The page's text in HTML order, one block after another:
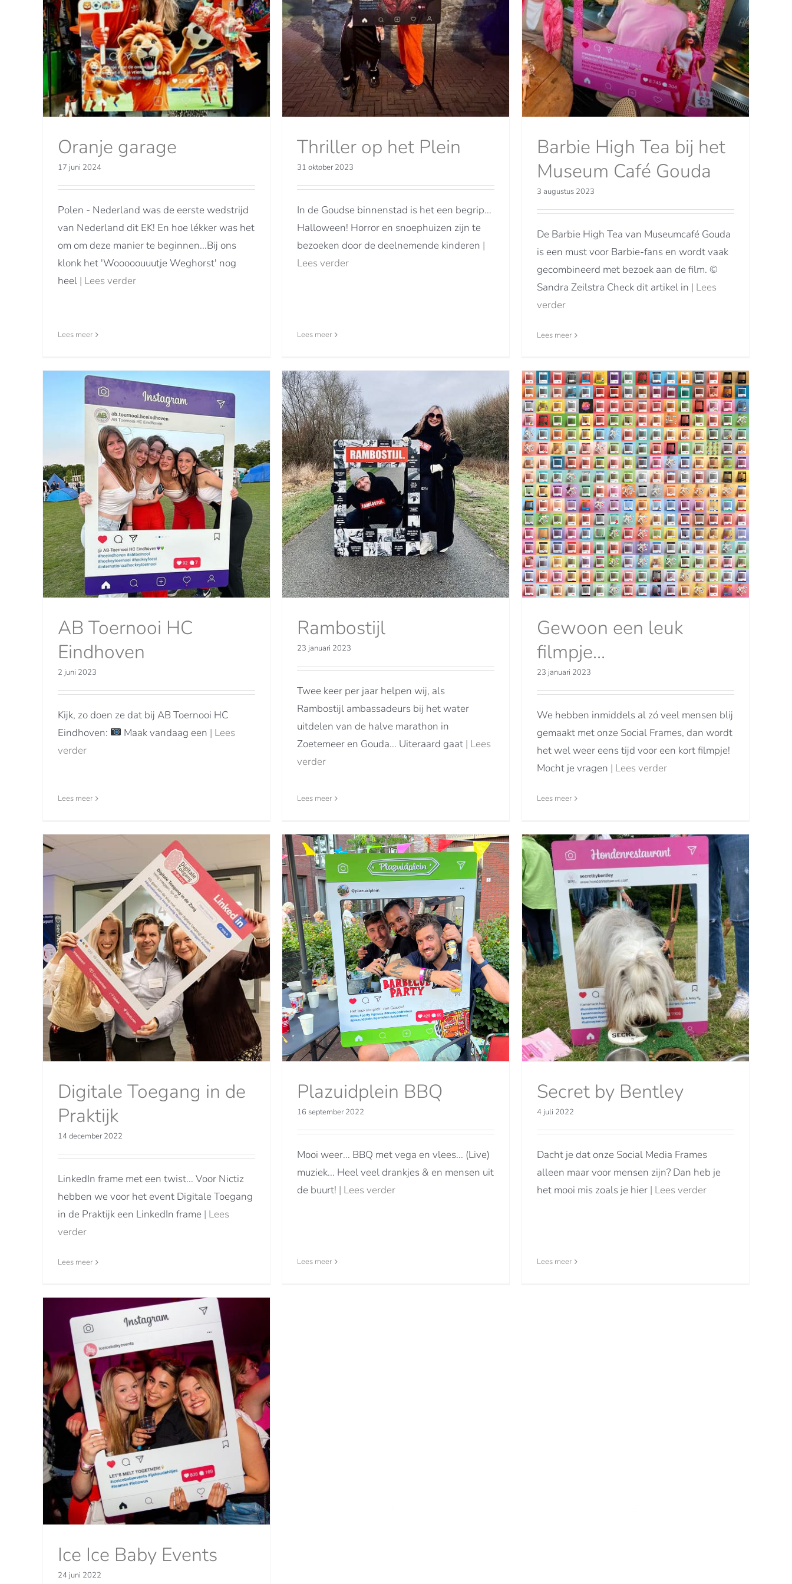
Oranje garage
17 juni 2024
Polen - Nederland was de eerste wedstrijd
van Nederland dit EK! En hoe lékker was het
om om deze manier te beginnen...Bij ons
klonk het 'Wooooouuutje Weghorst' nog
heel | Lees verder
Lees meer
Thriller op het Plein
Nieuwsberichten
Thriller op het Plein
31 oktober 2023
In de Goudse binnenstad is het een begrip...
Halloween! Horror en snoephuizen zijn te
bezoeken door de deelnemende kinderen |
Lees verder
Lees meer
Café Gouda
Nieuwsberichten
Barbie High Tea bij het
Museum Café Gouda
3 augustus 2023
De Barbie High Tea van Museumcafé Gouda
is een must voor Barbie-fans en wordt vaak
gecombineerd met bezoek aan de film. ©
Sandra Zeilstra Check dit artikel in | Lees
verder
Lees meer
AB Toernooi HC
Eindhoven
2 juni 2023
Kijk, zo doen ze dat bij AB Toernooi HC
Eindhoven:
Maak vandaag een | Lees
verder
Lees meer
Rambostijl
Nieuwsberichten
Rambostijl
23 januari 2023
Twee keer per jaar helpen wij, als
Rambostijl ambassadeurs bij het water
uitdelen van de halve marathon in
Zoetemeer en Gouda... Uiteraard gaat | Lees
verder
Lees meer
Gewoon een leuk filmpje…
Nieuwsberichten
Gewoon een leuk
filmpje…
23 januari 2023
We hebben inmiddels al zó veel mensen blij
gemaakt met onze Social Frames, dan wordt
het wel weer eens tijd voor een kort filmpje!
Mocht je vragen | Lees verder
Lees meer
Digitale Toegang in de
Praktijk
14 december 2022
LinkedIn frame met een twist... Voor Nictiz
hebben we voor het event Digitale Toegang
in de Praktijk een LinkedIn frame | Lees
verder
Lees meer
Plazuidplein BBQ
Nieuwsberichten
Plazuidplein BBQ
16 september 2022
Mooi weer... BBQ met vega en vlees... (Live)
muziek... Heel veel drankjes & en mensen uit
de buurt! | Lees verder
Lees meer
Secret by Bentley
Nieuwsberichten
Secret by Bentley
4 juli 2022
Dacht je dat onze Social Media Frames
alleen maar voor mensen zijn? Dan heb je
het mooi mis zoals je hier | Lees verder
Lees meer
Ice Ice Baby Events
24 juni 2022
#skillsvoordeklas
Nieuwsberichten